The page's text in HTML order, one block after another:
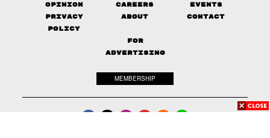
Opinion
Careers
Events
Privacy
Policy
About Contact
FOR
ADVERTISING
MEMBERSHIP